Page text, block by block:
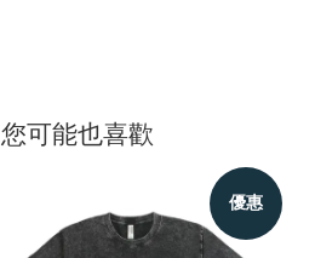
您可能也喜歡
優惠